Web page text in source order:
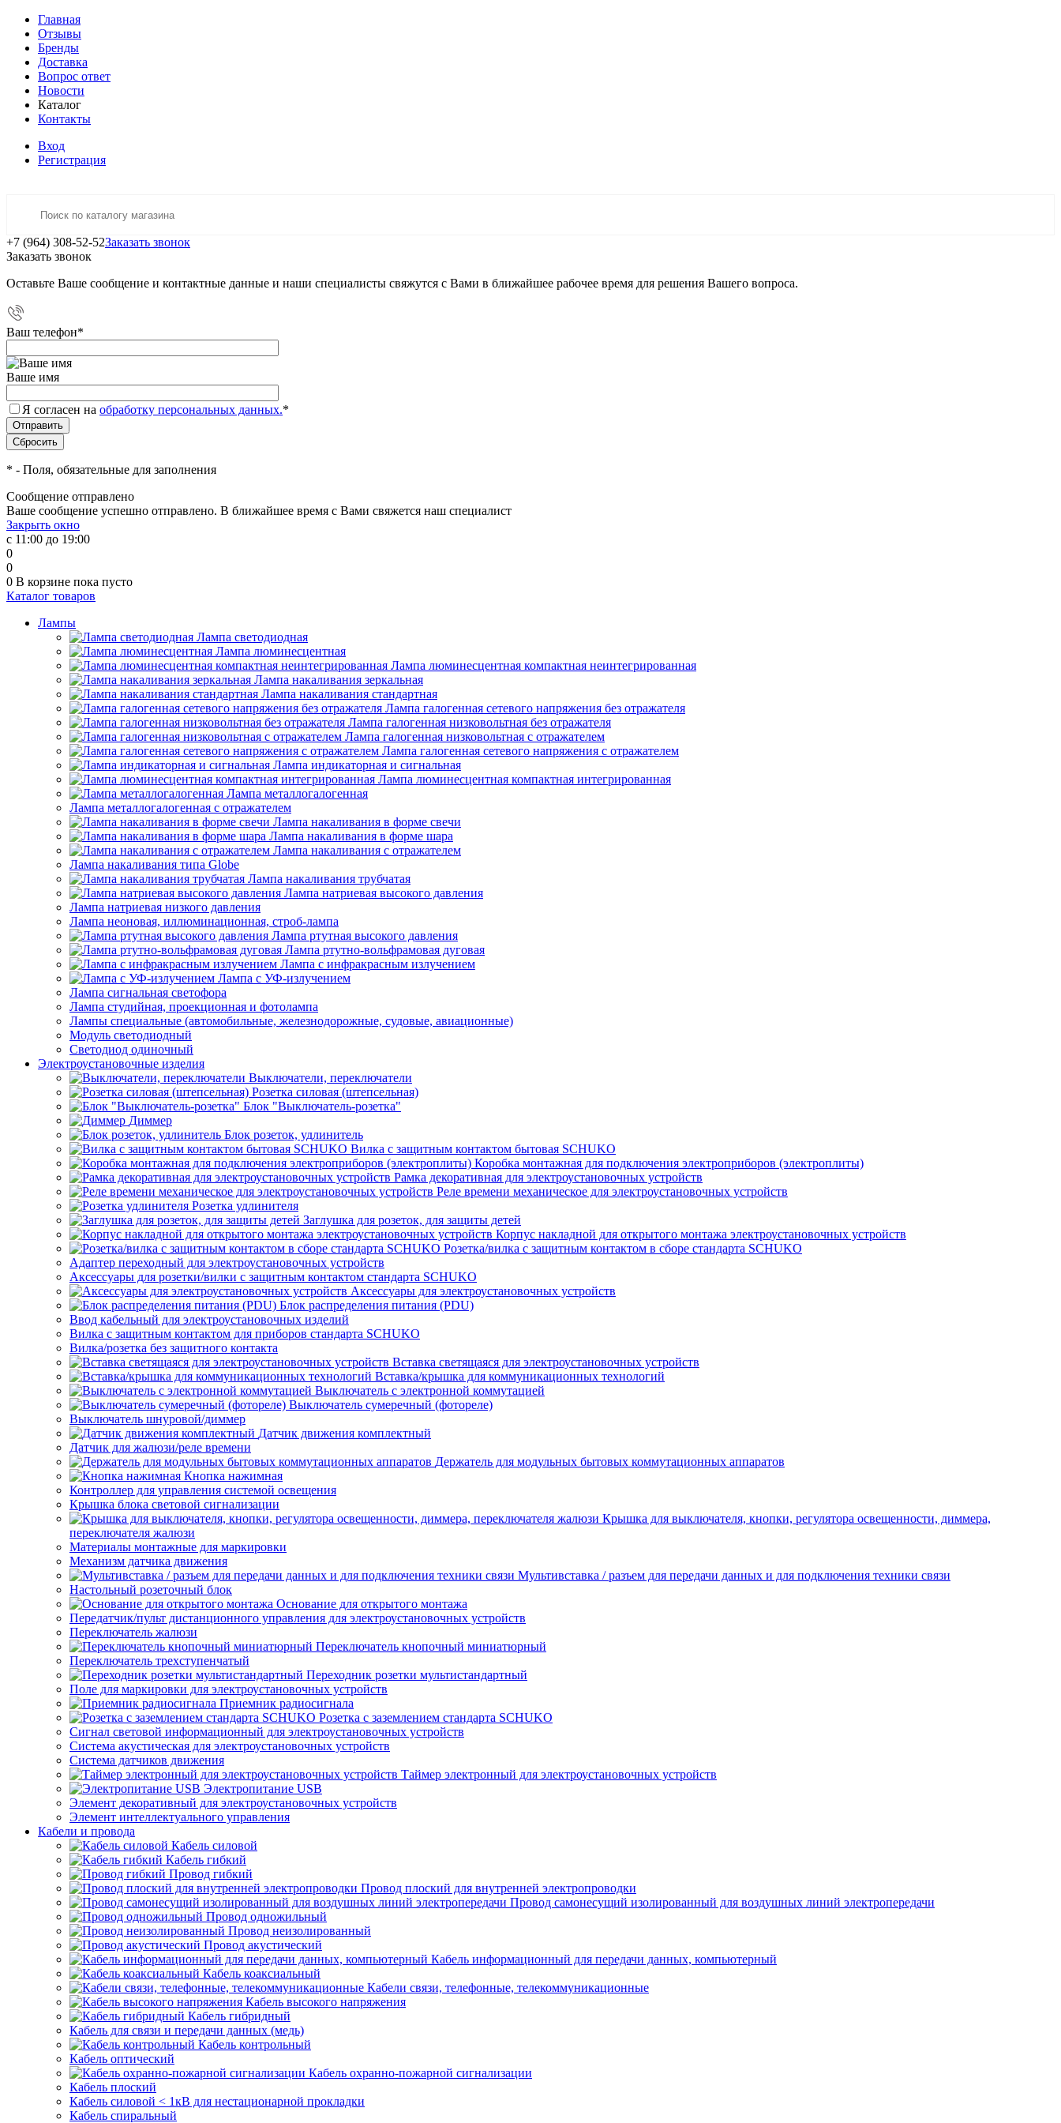
Главная
Отзывы
Бренды
Доставка
Вопрос ответ
Новости
Каталог
Контакты
Вход
Регистрация
+7 (964) 308-52-52Заказать звонок
Заказать звонок
Оставьте Ваше сообщение и контактные данные и наши специалисты свяжутся с Вами в ближайшее рабочее время для решения Вашего вопроса.
Ваш телефон*
Ваше имя
Я согласен на обработку персональных данных.*
* - Поля, обязательные для заполнения
Сообщение отправлено
Ваше сообщение успешно отправлено. В ближайшее время с Вами свяжется наш специалист
Закрыть окно
с 11:00 до 19:00
0
0
0 В корзине пока пусто
Каталог товаров
Лампы
Лампа светодиодная
Лампа люминесцентная
Лампа люминесцентная компактная неинтегрированная
Лампа накаливания зеркальная
Лампа накаливания стандартная
Лампа галогенная сетевого напряжения без отражателя
Лампа галогенная низковольтная без отражателя
Лампа галогенная низковольтная с отражателем
Лампа галогенная сетевого напряжения с отражателем
Лампа индикаторная и сигнальная
Лампа люминесцентная компактная интегрированная
Лампа металлогалогенная
Лампа металлогалогенная с отражателем
Лампа накаливания в форме свечи
Лампа накаливания в форме шара
Лампа накаливания с отражателем
Лампа накаливания типа Globe
Лампа накаливания трубчатая
Лампа натриевая высокого давления
Лампа натриевая низкого давления
Лампа неоновая, иллюминационная, строб-лампа
Лампа ртутная высокого давления
Лампа ртутно-вольфрамовая дуговая
Лампа с инфракрасным излучением
Лампа с УФ-излучением
Лампа сигнальная светофора
Лампа студийная, проекционная и фотолампа
Лампы специальные (автомобильные, железнодорожные, судовые, авиационные)
Модуль светодиодный
Светодиод одиночный
Электроустановочные изделия
Выключатели, переключатели
Розетка силовая (штепсельная)
Блок "Выключатель-розетка"
Диммер
Блок розеток, удлинитель
Вилка с защитным контактом бытовая SCHUKO
Коробка монтажная для подключения электроприборов (электроплиты)
Рамка декоративная для электроустановочных устройств
Реле времени механическое для электроустановочных устройств
Розетка удлинителя
Заглушка для розеток, для защиты детей
Корпус накладной для открытого монтажа электроустановочных устройств
Розетка/вилка с защитным контактом в сборе стандарта SCHUKO
Адаптер переходный для электроустановочных устройств
Аксессуары для розетки/вилки с защитным контактом стандарта SCHUKO
Аксессуары для электроустановочных устройств
Блок распределения питания (PDU)
Ввод кабельный для электроустановочных изделий
Вилка с защитным контактом для приборов стандарта SCHUKO
Вилка/розетка без защитного контакта
Вставка светящаяся для электроустановочных устройств
Вставка/крышка для коммуникационных технологий
Выключатель с электронной коммутацией
Выключатель сумеречный (фотореле)
Выключатель шнуровой/диммер
Датчик движения комплектный
Датчик для жалюзи/реле времени
Держатель для модульных бытовых коммутационных аппаратов
Кнопка нажимная
Контроллер для управления системой освещения
Крышка блока световой сигнализации
Крышка для выключателя, кнопки, регулятора освещенности, диммера,
переключателя жалюзи
Материалы монтажные для маркировки
Механизм датчика движения
Мультивставка / разъем для передачи данных и для подключения техники связи
Настольный розеточный блок
Основание для открытого монтажа
Передатчик/пульт дистанционного управления для электроустановочных устройств
Переключатель жалюзи
Переключатель кнопочный миниатюрный
Переключатель трехступенчатый
Переходник розетки мультистандартный
Поле для маркировки для электроустановочных устройств
Приемник радиосигнала
Розетка с заземлением стандарта SCHUKO
Сигнал световой информационный для электроустановочных устройств
Система акустическая для электроустановочных устройств
Система датчиков движения
Таймер электронный для электроустановочных устройств
Электропитание USB
Элемент декоративный для электроустановочных устройств
Элемент интеллектуального управления
Кабели и провода
Кабель силовой
Кабель гибкий
Провод гибкий
Провод плоский для внутренней электропроводки
Провод самонесущий изолированный для воздушных линий электропередачи
Провод одножильный
Провод неизолированный
Провод акустический
Кабель информационный для передачи данных, компьютерный
Кабель коаксиальный
Кабели связи, телефонные, телекоммуникационные
Кабель высокого напряжения
Кабель гибридный
Кабель для связи и передачи данных (медь)
Кабель контрольный
Кабель оптический
Кабель охранно-пожарной сигнализации
Кабель плоский
Кабель силовой < 1кВ для нестационарной прокладки
Кабель спиральный